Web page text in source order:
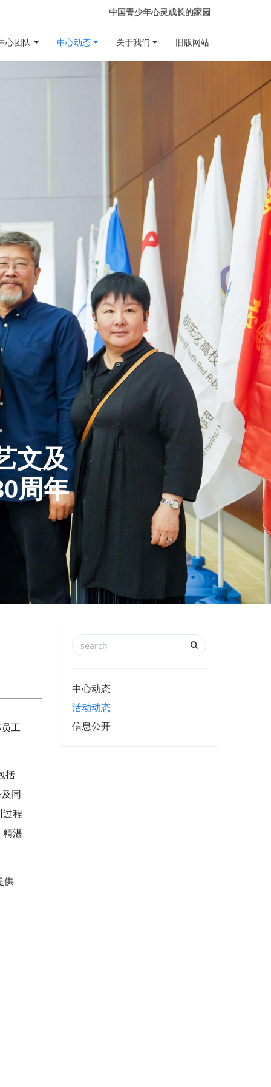
中国青少年心灵成长的家园
心团队 中心动态 关于我们 旧版网站
文及
周年
工
括
同
过程
精湛
供
中心动态
活动动态
信息公开